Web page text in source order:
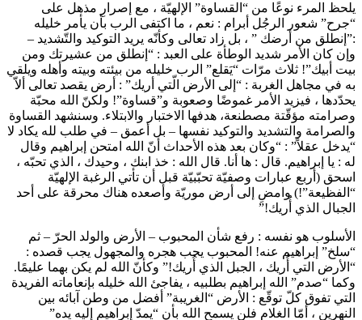
يلحظ المرء نوعًا من “القساوة” الإلهيّة ، مع إصرارِ مذهل على
“جرح” شعور الرجُل أبرام : نعم ، ما اكتفى الرب بأن يأمر خليله
:”إنطلق من أرضك ” ، بل زاد تعالى وكأنّه يريد التوكيد والتّشديد –
وإن كان الأمر شديد الوطأة على العبد : “إنطلق من عشيرتك ومن
بيت أبيك”! ثلاث مرّات “يَقلع” الرب خليله من بيئته وبيته وأهله ويلقي
به في مجاهل الغربة : “إلى الأرض الّتي أريك” : أرض يقصد تعالى ألاّ
يحدّدها ، فيزيد الأمر غموضًا وصعوبة و”قساوة”! ولكنّ الله محبّة
وصرامته مؤقّتة مصطنعة، هدفها الاختبار والابتلاء. وسنشهد القساوة
والصرامة والتشديد والتوكيد نفسها – بل أعمق – في طلب لله يكاد لا
“يدخل عقلاً” : “وكان بعد هذه الأحداث أنّ الله امتحن إبراهيم وقال
له : يا إبراهيم. قال : ها أنا. قال الله : خذ ابنك ، وحيدك ، الذي تحبّه ،
اسحق (أربع عبارات وصفيّة تحبّبيّة قبل أن تأتي الرغبة الإلهيّة
“الفظيعة”!) وامضِ إلى أرض موريّة وأصعده هناك محرقة على أحد
الجبال الذي أُريك!”
الأسلوب هو نفسه : رفع شأن المحبوب – الأرض والولد الحرّ – ثم
“سلخ” إبراهيم عنه! المحبوب يجب هجره والمجهول يجب قصده :
“الأرض التي أُريك ، الجبل الذي أُريك!” وكأنّ الله لم يكن بهما عليمًا.
وكما “صدم” الله إبراهيم بطلبيه ، يفاجئ الله خليله بإنعاماته الفريدة
التي تفوق كلّ توقّع : الأرض “الغريبة” أفضل من وطن آبائه بين
النهرين ، أمّا الغلام فلن يسمح الله بأن “يمدّ إبراهيم إليه يده”